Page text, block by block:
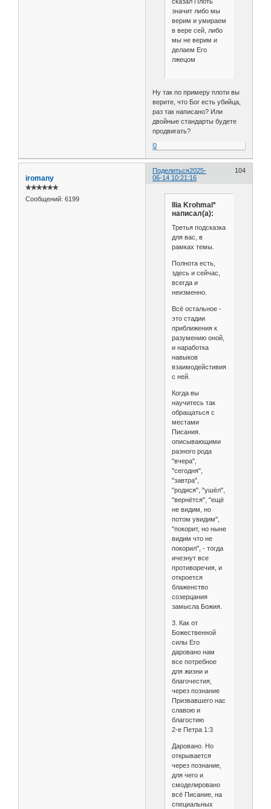
значит либо мы
верим и умираем
в вере сей, либо
мы не верим и
делаем Его
лжецом
Ну так по примеру плоти вы
верите, что Бог есть убийца,
раз так написано? Или
двойные стандарты будете
продвигать?
0
Поделиться 104
2025-
06-14 10:21:16
iromany
✯✯✯✯✯✯
Сообщений: 6199
Ilia Krohmal*
написал(а):
Третья подсказка
для вас, в
рамках темы.
Полнота есть,
здесь и сейчас,
всегда и
неизменно.
Всё остальное -
это стадии
приближения к
разумению оной,
и наработка
навыков
взаимодейстивия
с ней.
Когда вы
научитесь так
обращаться с
местами
Писания.
описывающими
разного рода
"вчера",
"сегодня",
"завтра",
"родися", "ушёл",
"вернётся", "ещё
не видим, но
потом увидим",
"покорит, но ныне
видим что не
покорил", - тогда
ичезнут все
противоречия, и
откроется
блаженство
созерцания
замысла Божия.
3. Как от
Божественной
силы Его
даровано нам
все потребное
для жизни и
благочестия,
через познание
Призвавшего нас
славою и
благостию
2-е Петра 1:3
Даровано. Но
открывается
через познание,
для чего и
смоделировано
всё Писание, на
специальных